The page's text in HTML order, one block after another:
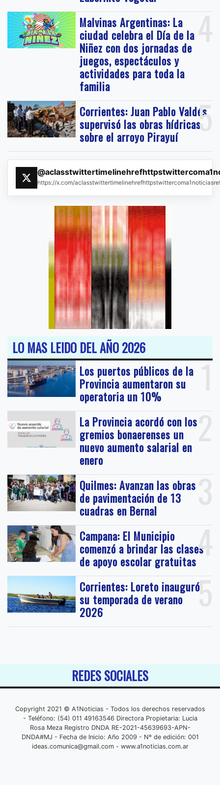
4
Malvinas Argentinas: La
ciudad celebra el Día de la
Niñez con dos jornadas de
juegos, espectáculos y
actividades para toda la
familia
5
Corrientes: Juan Pablo Valdés
supervisó las obras hídricas
sobre el arroyo Pirayuí
https://x.com/
LO MAS LEIDO DEL AÑO 2026
1
Los puertos públicos de la
Provincia aumentaron su
operatoria un 10%
2
La Provincia acordó con los
gremios bonaerenses un
nuevo aumento salarial en
enero
3
Quilmes: Avanzan las obras
de pavimentación de 13
cuadras en Bernal
4
Campana: El Municipio
comenzó a brindar las clases
de apoyo escolar gratuitas
5
Corrientes: Loreto inauguró
su temporada de verano
2026
REDES SOCIALES
Copyright 2021 © A1Noticias - Todos los derechos reservados
- Teléfono: (54) 011 49163546 Directora Propietaria: Lucia
Rosa Meza Registro DNDA RE-2021-45639693-APN-
DNDA#MJ - Fecha de Inicio: Año 2009 - Nº de edición: 001
ideas.comunica@gmail.com- www.a1noticias.com.ar